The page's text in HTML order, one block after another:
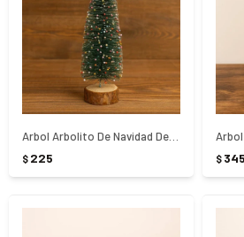
$ 225 $ 345